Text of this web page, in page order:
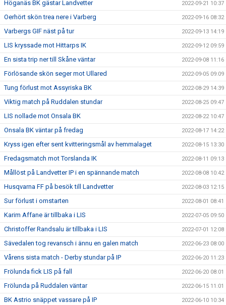
Höganäs BK gästar Landvetter 2022-09-21 10:37
Oerhört skön trea nere i Varberg 2022-09-16 08:32
Varbergs GIF näst på tur 2022-09-13 14:19
LIS kryssade mot Hittarps IK 2022-09-12 09:59
En sista trip ner till Skåne väntar 2022-09-08 11:16
Förlösande skön seger mot Ullared 2022-09-05 09:09
Tung förlust mot Assyriska BK 2022-08-29 14:39
Viktig match på Ruddalen stundar 2022-08-25 09:47
LIS nollade mot Onsala BK 2022-08-22 10:47
Onsala BK väntar på fredag 2022-08-17 14:22
Kryss igen efter sent kvitteringsmål av hemmalaget 2022-08-15 13:30
Fredagsmatch mot Torslanda IK 2022-08-11 09:13
Mållöst på Landvetter IP i en spännande match 2022-08-08 10:42
Husqvarna FF på besök till Landvetter 2022-08-03 12:15
Sur förlust i omstarten 2022-08-01 08:41
Karim Affane är tillbaka i LIS 2022-07-05 09:50
Christoffer Randsalu är tillbaka i LIS 2022-07-01 12:08
Sävedalen tog revansch i ännu en galen match 2022-06-23 08:00
Vårens sista match - Derby stundar på IP 2022-06-20 11:23
Frölunda fick LIS på fall 2022-06-20 08:01
Frölunda på Ruddalen väntar 2022-06-15 11:01
BK Astrio snäppet vassare på IP 2022-06-10 10:34